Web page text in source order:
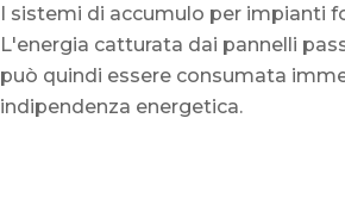
I sistemi di accumulo per impianti
L'energia catturata dai pannelli
può quindi essere consumata
indipendenza energetica.